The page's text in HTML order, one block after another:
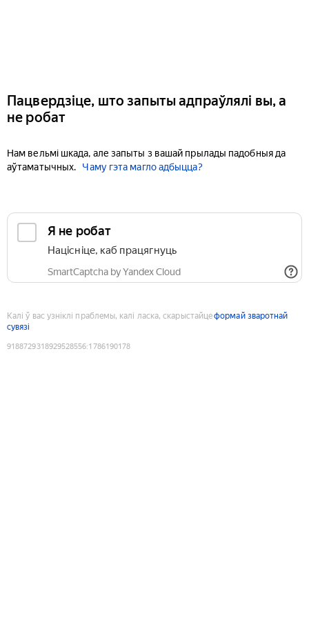
Пацвердзіце, што запыты адпраўлялі вы, а
не робат
Нам вельмі шкада, але запыты з вашай прылады падобныя да
аўтаматычных.
Чаму гэта магло адбыцца?
Я не робат
Націсніце, каб працягнуць
SmartCaptcha by Yandex Cloud
Калі ў вас узніклі праблемы, калі ласка, скарыстайцеформай зваротнай
сувязі
9188729318929528556:1786190178